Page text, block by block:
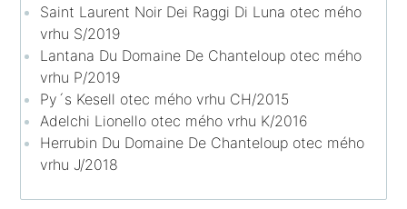
Saint Laurent Noir Dei Raggi Di Luna otec mého
vrhu S/2019
Lantana Du Domaine De Chanteloup otec mého
vrhu P/2019
Py´s Kesell otec mého vrhu CH/2015
Adelchi Lionello otec mého vrhu K/2016
Herrubin Du Domaine De Chanteloup otec mého
vrhu J/2018